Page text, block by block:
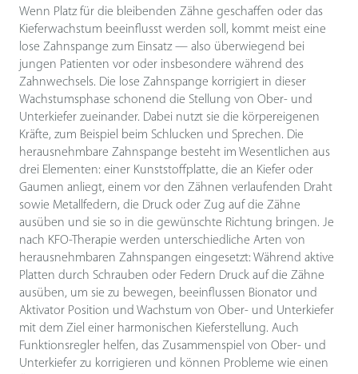
Wenn Platz für die bleibenden Zähne geschaffen oder das
Kieferwachstum beeinflusst werden soll, kommt meist eine
lose Zahnspange zum Einsatz — also überwiegend bei
jungen Patienten vor oder insbesondere während des
Zahnwechsels. Die lose Zahnspange korrigiert in dieser
Wachstumsphase schonend die Stellung von Ober- und
Unterkiefer zueinander. Dabei nutzt sie die körpereigenen
Kräfte, zum Beispiel beim Schlucken und Sprechen. Die
herausnehmbare Zahnspange besteht im Wesentlichen aus
drei Elementen: einer Kunststoffplatte, die an Kiefer oder
Gaumen anliegt, einem vor den Zähnen verlaufenden Draht
sowie Metallfedern, die Druck oder Zug auf die Zähne
ausüben und sie so in die gewünschte Richtung bringen. Je
nach KFO-Therapie werden unterschiedliche Arten von
herausnehmbaren Zahnspangen eingesetzt: Während aktive
Platten durch Schrauben oder Federn Druck auf die Zähne
ausüben, um sie zu bewegen, beeinflussen Bionator und
Aktivator Position und Wachstum von Ober- und Unterkiefer
mit dem Ziel einer harmonischen Kieferstellung. Auch
Funktionsregler helfen, das Zusammenspiel von Ober- und
Unterkiefer zu korrigieren und können Probleme wie einen